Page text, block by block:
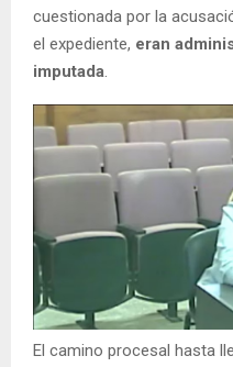
cuestionada por la
el expediente, eran
imputada.
El camino procesal hasta